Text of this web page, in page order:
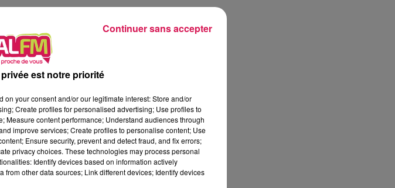
est notre priorité
your consent and/or our legitimate interest: Store and/or
Create profiles for personalised advertising; Use profiles to
content performance; Understand audiences through
improve services; Create profiles to personalise content; Use
Ensure security, prevent and detect fraud, and fix errors;
privacy choices. These technologies may process personal
Identify devices based on information actively
other data sources; Link different devices; Identify devices
Continuer sans accepter